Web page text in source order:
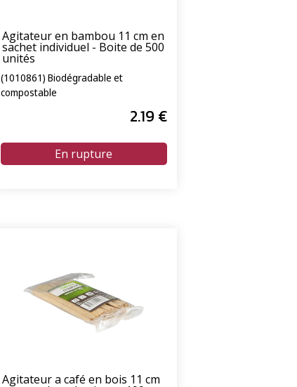
Agitateur en bambou 11 cm en
sachet individuel - Boite de 500
unités
(1010861) Biodégradable et
compostable
2.19 €
Agitateur a café en bois 11 cm